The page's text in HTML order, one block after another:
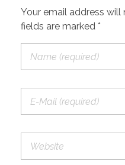
Your email address
fields are marked *